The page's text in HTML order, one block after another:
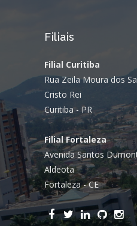
Filiais
Filial Curitiba
Rua Zeila Moura dos
Cristo Rei
Curitiba - PR
Filial Fortaleza
Avenida Santos
Aldeota
Fortaleza - CE